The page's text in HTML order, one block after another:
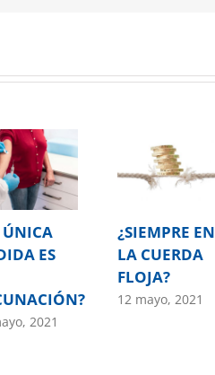
ÚNICA
ES
2021
¿SIEMPRE EN
LA CUERDA
FLOJA?
12 mayo, 2021